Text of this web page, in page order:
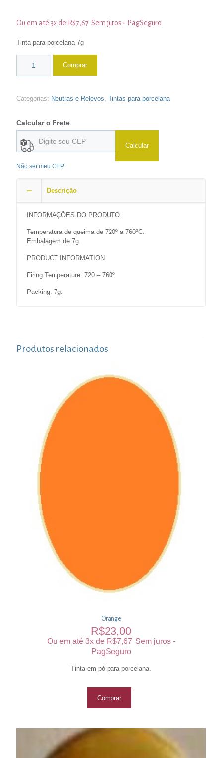
Ou em até 3x de R$7,67 Sem juros - PagSeguro
Tinta para porcelana 7g
Comprar
Categorias: Neutras e Relevos, Tintas para porcelana
Calcular o Frete
Calcular
Não sei meu CEP
Descrição
INFORMAÇÕES DO PRODUTO
Temperatura de queima de 720º a 760ºC.
Embalagem de 7g.
PRODUCT INFORMATION
Firing Temperature: 720 – 760º
Packing: 7g.
Produtos relacionados
Orange
R$23,00
Ou em até 3x de R$7,67 Sem juros -
PagSeguro
Tinta em pó para porcelana.
Comprar